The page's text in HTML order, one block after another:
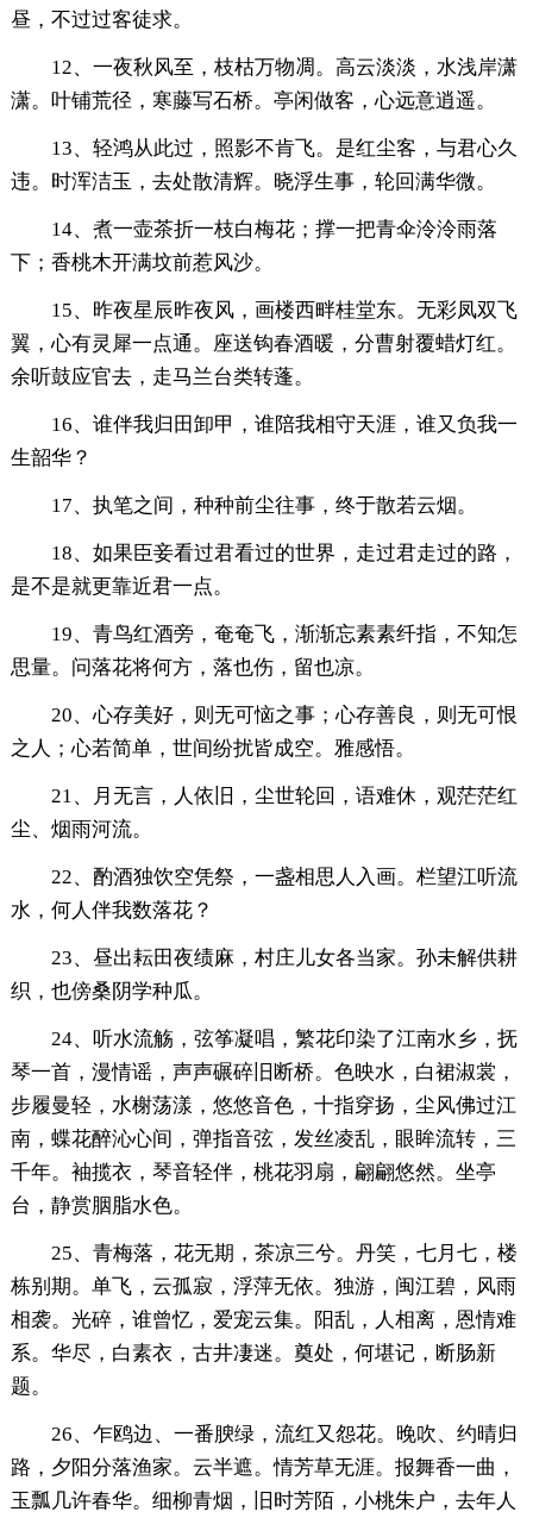
昼，不过过客徒求。
12、一夜秋风至，枝枯万物凋。高云淡淡，水浅岸潇
潇。叶铺荒径，寒藤写石桥。亭闲做客，心远意逍遥。
13、轻鸿从此过，照影不肯飞。是红尘客，与君心久
违。时浑洁玉，去处散清辉。晓浮生事，轮回满华微。
14、煮一壶茶折一枝白梅花；撑一把青伞泠泠雨落
下；香桃木开满坟前惹风沙。
15、昨夜星辰昨夜风，画楼西畔桂堂东。无彩凤双飞
翼，心有灵犀一点通。座送钩春酒暖，分曹射覆蜡灯红。
余听鼓应官去，走马兰台类转蓬。
16、谁伴我归田卸甲，谁陪我相守天涯，谁又负我一
生韶华？
17、执笔之间，种种前尘往事，终于散若云烟。
18、如果臣妾看过君看过的世界，走过君走过的路，
是不是就更靠近君一点。
19、青鸟红酒旁，奄奄飞，渐渐忘素素纤指，不知怎
思量。问落花将何方，落也伤，留也凉。
20、心存美好，则无可恼之事；心存善良，则无可恨
之人；心若简单，世间纷扰皆成空。雅感悟。
21、月无言，人依旧，尘世轮回，语难休，观茫茫红
尘、烟雨河流。
22、酌酒独饮空凭祭，一盏相思人入画。栏望江听流
水，何人伴我数落花？
23、昼出耘田夜绩麻，村庄儿女各当家。孙未解供耕
织，也傍桑阴学种瓜。
24、听水流觞，弦筝凝唱，繁花印染了江南水乡，抚
琴一首，漫情谣，声声碾碎旧断桥。色映水，白裙淑裳，
步履曼轻，水榭荡漾，悠悠音色，十指穿扬，尘风佛过江
南，蝶花醉沁心间，弹指音弦，发丝凌乱，眼眸流转，三
千年。袖揽衣，琴音轻伴，桃花羽扇，翩翩悠然。坐亭
台，静赏胭脂水色。
25、青梅落，花无期，茶凉三兮。丹笑，七月七，楼
栋别期。单飞，云孤寂，浮萍无依。独游，闽江碧，风雨
相袭。光碎，谁曾忆，爱宠云集。阳乱，人相离，恩情难
系。华尽，白素衣，古井凄迷。奠处，何堪记，断肠新
题。
26、乍鸥边、一番腴绿，流红又怨花。晚吹、约晴归
路，夕阳分落渔家。云半遮。情芳草无涯。报舞香一曲，
玉瓢几许春华。细柳青烟，旧时芳陌，小桃朱户，去年人